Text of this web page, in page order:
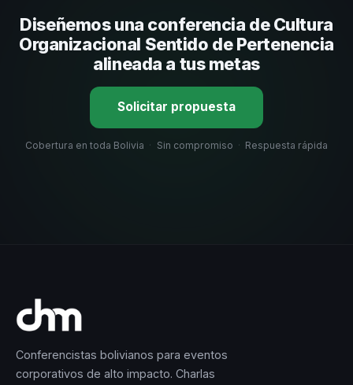
organizacional. En CHM Bolivia te ayudamos con una
selección estratégica basada en estos criterios.
Diseñemos una conferencia de Cultura
Organizacional Sentido de Pertenencia
alineada a tus metas
Solicitar propuesta
Cobertura en toda Bolivia · Sin compromiso · Respuesta rápida
Conferencistas bolivianos para eventos
corporativos de alto impacto. Charlas